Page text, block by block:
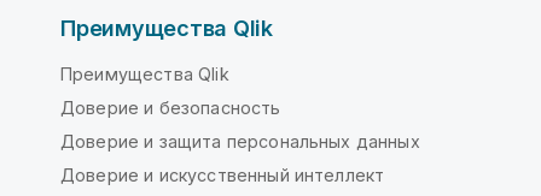
Преимущества Qlik
Преимущества Qlik
Доверие и безопасность
Доверие и защита персональных данных
Доверие и искусственный интеллект